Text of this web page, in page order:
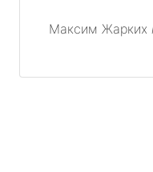
Максим Жарких